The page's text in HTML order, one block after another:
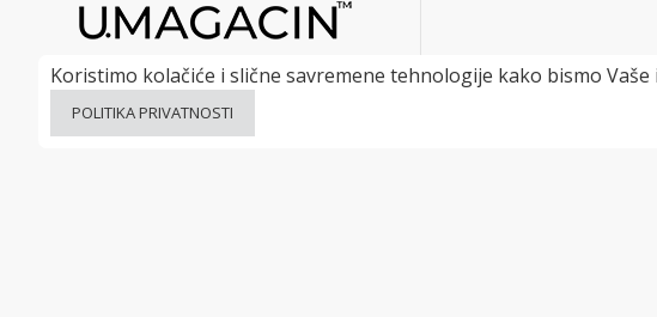
Powered by uMagacin Team © 2022
Koristimo kolačiće i slične savremene tehnologije kako bismo
POLITIKA PRIVATNOSTI